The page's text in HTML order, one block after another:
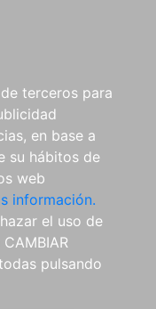
terceros para
en base a
su hábitos de
web
información.
el uso de
pulsando